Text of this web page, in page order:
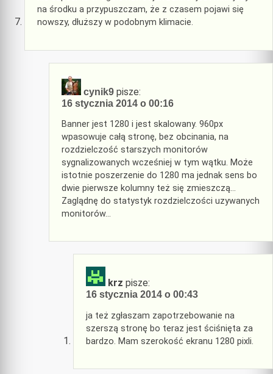
na środku a przypuszczam, że z czasem pojawi się
nowszy, dłuższy w podobnym klimacie.
cynik9 pisze:
16 stycznia 2014 o 00:16
Banner jest 1280 i jest skalowany. 960px
wpasowuje całą stronę, bez obcinania, na
rozdzielczość starszych monitorów
sygnalizowanych wcześniej w tym wątku. Może
istotnie poszerzenie do 1280 ma jednak sens bo
dwie pierwsze kolumny też się zmieszczą…
Zaglądnę do statystyk rozdzielczości uzywanych
monitorów…
krz pisze:
16 stycznia 2014 o 00:43
ja też zgłaszam zapotrzebowanie na
szerszą stronę bo teraz jest ściśnięta za
bardzo. Mam szerokość ekranu 1280 pixli.